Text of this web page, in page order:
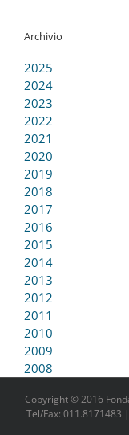
Archivio
2025
2024
2023
2022
2021
2020
2019
2018
2017
2016
2015
2014
2013
2012
2011
2010
2009
2008
Copyright © 2016
Tel/Fax: 011.8171483